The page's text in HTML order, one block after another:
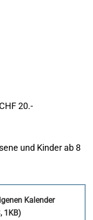
20.-
und Kinder ab 8
Kalender
1KB)